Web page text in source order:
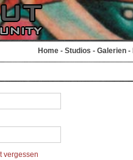
Home - Studios - Galerien -
vergessen